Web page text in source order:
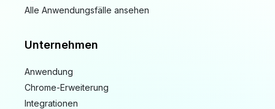
Alle Anwendungsfälle ansehen
Unternehmen
Anwendung
Chrome-Erweiterung
Integrationen